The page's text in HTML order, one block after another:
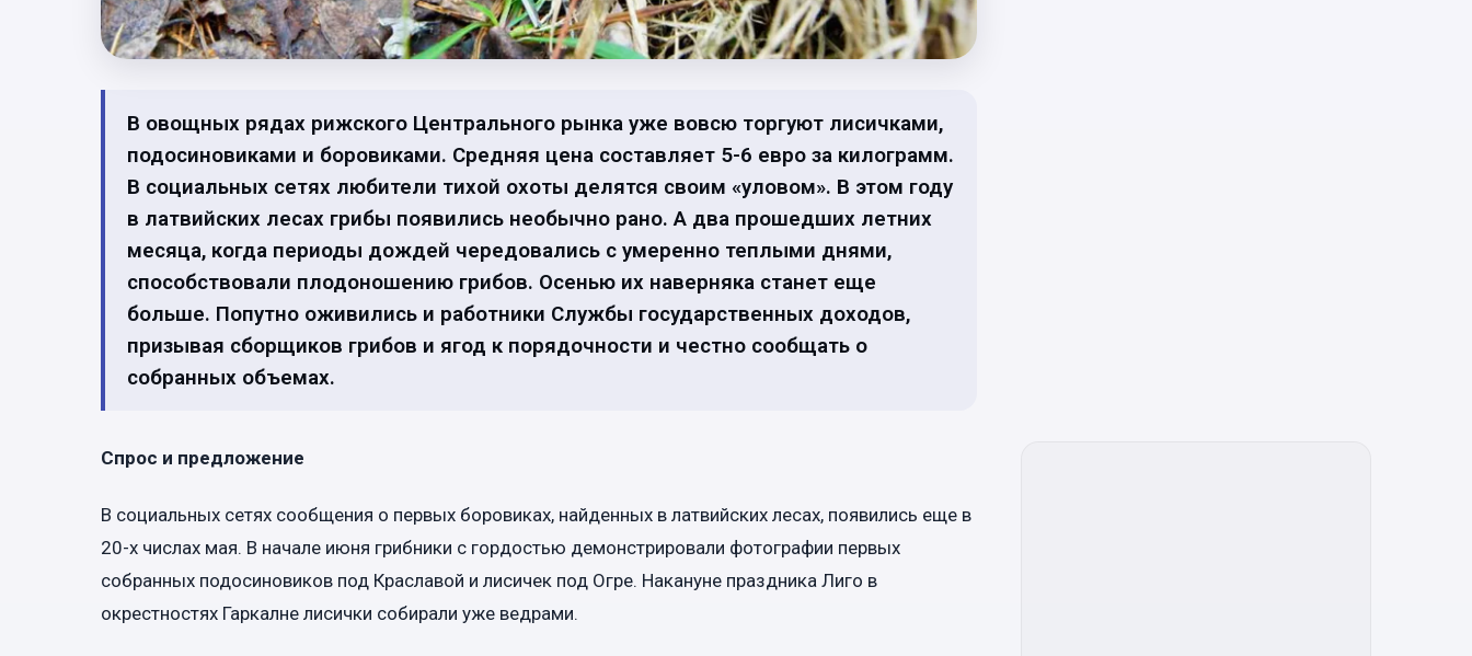
В овощных рядах рижского Центрального рынка уже вовсю торгуют лисичками,
подосиновиками и боровиками. Средняя цена составляет 5-6 евро за килограмм.
В социальных сетях любители тихой охоты делятся своим «уловом». В этом году
в латвийских лесах грибы появились необычно рано. А два прошедших летних
месяца, когда периоды дождей чередовались с умеренно теплыми днями,
способствовали плодоношению грибов. Осенью их наверняка станет еще
больше. Попутно оживились и работники Службы государственных доходов,
призывая сборщиков грибов и ягод к порядочности и честно сообщать о
собранных объемах.
Спрос и предложение
В социальных сетях сообщения о первых боровиках, найденных в латвийских лесах, появились еще в
20-х числах мая. В начале июня грибники с гордостью демонстрировали фотографии первых
собранных подосиновиков под Краславой и лисичек под Огре. Накануне праздника Лиго в
окрестностях Гаркалне лисички собирали уже ведрами.